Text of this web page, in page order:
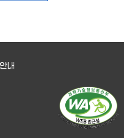
내